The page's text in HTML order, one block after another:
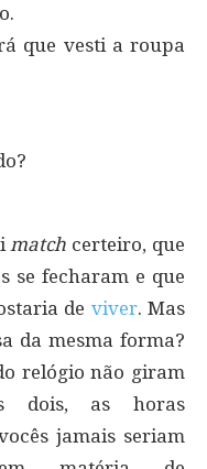
que vesti a roupa
match certeiro, que
se fecharam e que
de viver. Mas
da mesma forma?
relógio não giram
dois, as horas
jamais seriam